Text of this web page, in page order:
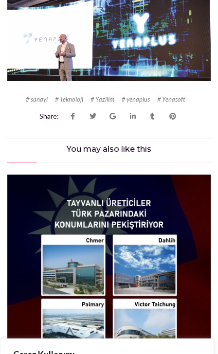
sanayi Teknoloji Yazilim yenaplus Yenasoft
Share:
You may also like this